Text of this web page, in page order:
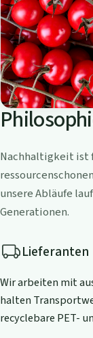
Nachhaltigkeit ist
unsere Abläufe
Generationen.
Lieferanten
Wir arbeiten mit
halten
recyclebare PET-